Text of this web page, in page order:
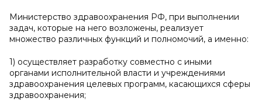
Министерство здравоохранения РФ, при выполнении
задач, которые на него возложены, реализует
множество различных функций и полномочий, а именно:
1) осуществляет разработку совместно с иными
органами исполнительной власти и учреждениями
здравоохранения целевых программ, касающихся сферы
здравоохранения;